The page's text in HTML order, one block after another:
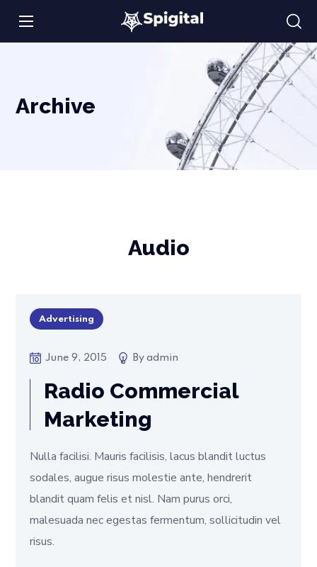
Archive
Audio
Advertising
June 9, 2015 Byadmin
Radio Commercial
Marketing
Nulla facilisi. Mauris facilisis, lacus blandit luctus
sodales, augue risus molestie ante, hendrerit
blandit quam felis et nisl. Nam purus orci,
malesuada nec egestas fermentum, sollicitudin vel
risus.